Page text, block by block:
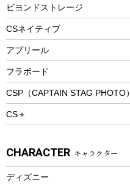
防寒ウェア
トレッキング
トレッキングステッキ
トレッキングアクセサリー
プレイグッズ
ウェルネス
ウェア、タオル
ビヨンドストレージ
CSネイティブ
アプリール
フラボード
CSP（CAPTAIN STAG PHOTO）
CS＋
CHARACTER キャラクター
ディズニー